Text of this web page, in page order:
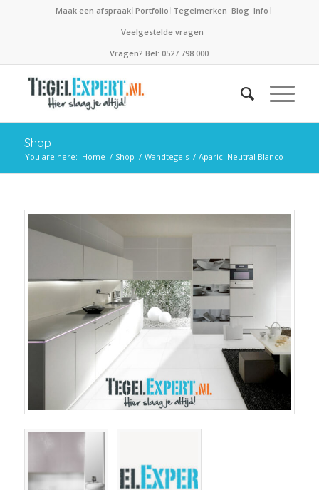
Maak een afspraak Portfolio Tegelmerken Blog Info
Veelgestelde vragen
Vragen? Bel: 0527 798 000
Shop
You are here: Home / Shop / Wandtegels / Aparici Neutral Blanco